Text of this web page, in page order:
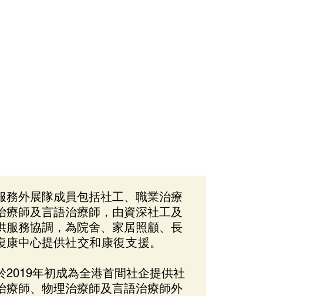
務外展隊成員包括社工、職業治療
療師及言語治療師，由資深社工及
服務協調，為院舍、家居照顧、長
康中心提供社交和康復支援。
2019年初成為全港首間社企提供社
療師、物理治療師及言語治療師外